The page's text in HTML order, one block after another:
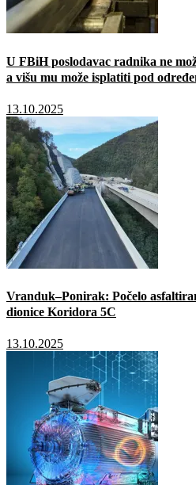
U FBiH poslodavac radnika ne
a višu mu može isplatiti pod
13.10.2025
Vranduk–Ponirak: Počelo
dionice Koridora 5C
13.10.2025